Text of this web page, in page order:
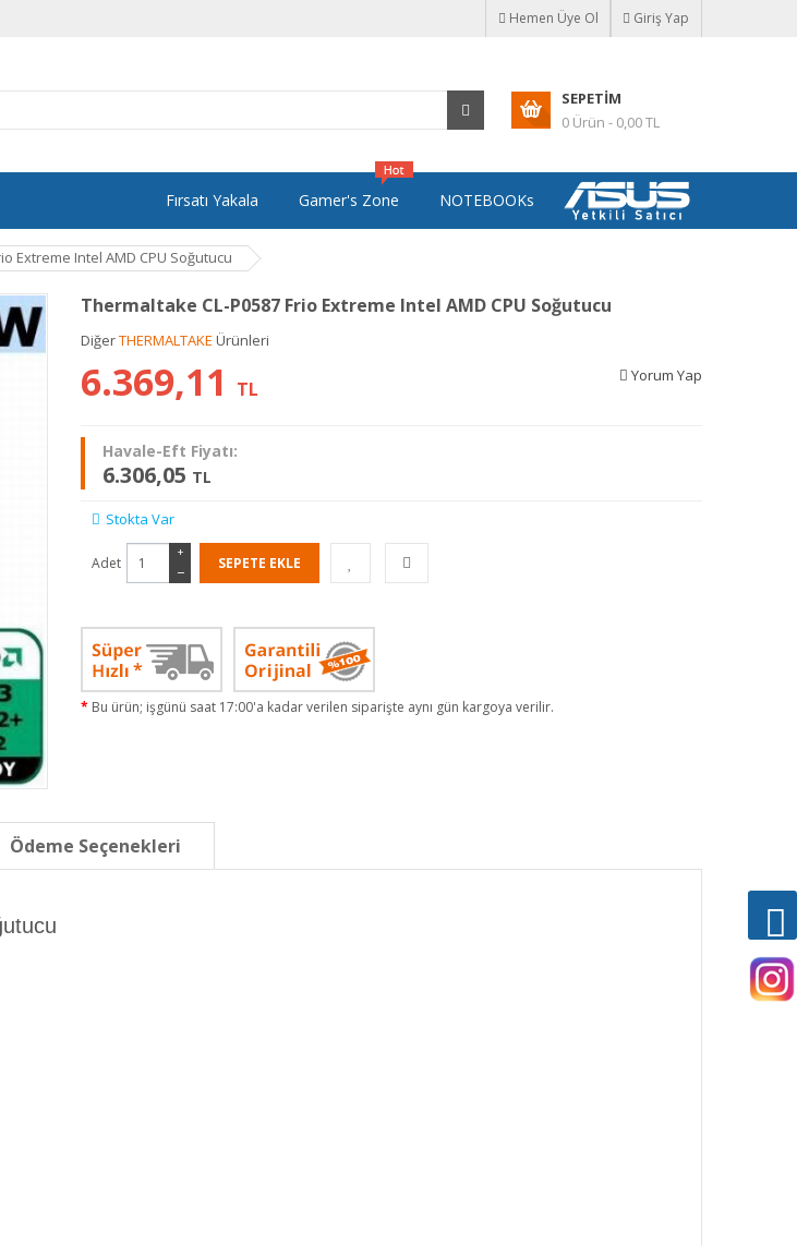
Hemen Üye Ol Giriş Yap
SEPETIM
0 Ürün - 0,00 TL
Fırsatı Yakala Gamer's Zone NOTEBOOKs
Extreme Intel AMD CPU Soğutucu
Thermaltake CL-P0587 Frio Extreme Intel AMD CPU Soğutucu
DiğerTHERMALTAKE Ürünleri
Yorum Yap
6.369,11 TL
Havale-Eft Fiyatı:
6.306,05 TL
Stokta Var
Adet −
+
Bu ürün; işgünü saat 17:00'a kadar verilen siparişte aynı gün kargoya verilir.
Ödeme Seçenekleri